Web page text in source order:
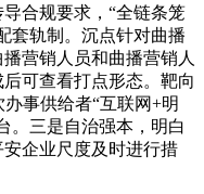
合规要求，“全链条笼
套轨制。沉点针对曲播
营销人员和曲播营销人
可查看打点形态。靶向
事供给者“互联网+明
。三是自治强本，明白
企业尺度及时进行措